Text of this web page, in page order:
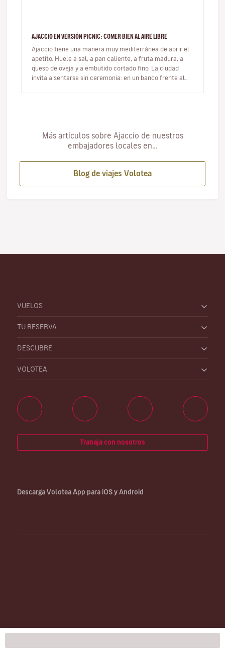
AJACCIO EN VERSIÓN PICNIC: COMER BIEN AL AIRE LIBRE
Ajaccio tiene una manera muy mediterránea de abrir el
apetito. Huele a sal, a pan caliente, a fruta madura, a
queso de oveja y a embutido cortado fino. La ciudad
invita a sentarse sin ceremonia: en un banco frente al
Más artículos sobre Ajaccio de nuestros
embajadores locales en…
Blog de viajes Volotea
VUELOS
TU RESERVA
DESCUBRE
VOLOTEA
Trabaja con nosotros
Descarga Volotea App para iOS y Android